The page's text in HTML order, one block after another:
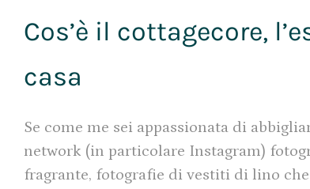
Cos’è il cottagecore,
casa
Se come me sei appassionata di
network (in particolare Instagram)
fragrante, fotografie di vestiti di lino